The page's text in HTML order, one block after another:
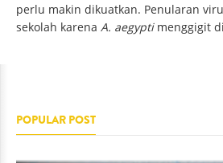
perlu makin dikuatkan. Penularan
sekolah karena A. aegyptimenggigit
POPULAR POST